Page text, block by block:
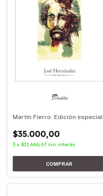
Martín Fierro. Edición especial
$35.000,00
3 x $11.666,67 sin interés